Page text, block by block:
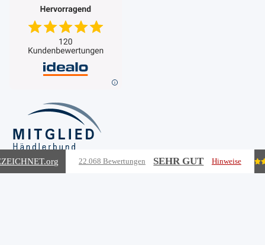
.org 22.068 Bewertungen SEHR GUT Hinweise